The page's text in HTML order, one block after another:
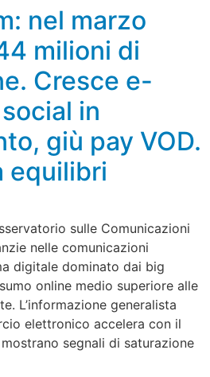
nel marzo
milioni di
Cresce e-
in
giù pay VOD.
equilibri
sulle Comunicazioni
nelle comunicazioni
digitale dominato dai big
online medio superiore alle
L’informazione generalista
elettronico accelera con il
segnali di saturazione